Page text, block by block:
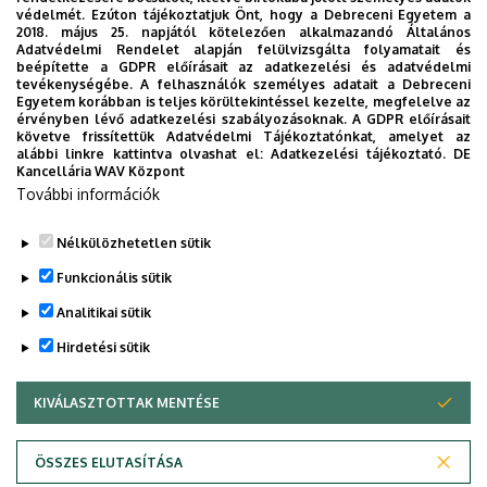
Egyetem új applikációját, melyet hallgatói számára
készített. Az alkalmazás bevezetésével célunk, hogy
segítsünk eligazodni az egyetemi mindennapokban, a
tanulmányaiddal kapcsolatban gyorsan elérhető
információkat biztosítsunk, útmutatót adjunk az egyetemi
évek során felmerülő helyzetekkel, kérdésekkel
kapcsolatban, továbbá „zsebközelbe” hozzuk az Egyetem
és Debrecen város kulturális és sport életét.
Adatvédelem
védelmét. Ezúton tájékoztatjuk Önt, hogy a Debreceni Egyetem a
2018. május 25. napjától kötelezően alkalmazandó Általános
Adatvédelmi Rendelet alapján felülvizsgálta folyamatait és
beépítette a GDPR előírásait az adatkezelési és adatvédelmi
tevékenységébe. A felhasználók személyes adatait a Debreceni
Egyetem korábban is teljes körültekintéssel kezelte, megfelelve az
érvényben lévő adatkezelési szabályozásoknak. A GDPR előírásait
követve frissítettük Adatvédelmi Tájékoztatónkat, amelyet az
alábbi linkre kattintva olvashat el:Adatkezelési tájékoztató. DE
Kancellária WAV Központ
További információk
Nélkülözhetetlen sütik
Funkcionális sütik
Analitikai sütik
Hirdetési sütik
KIVÁLASZTOTTAK MENTÉSE
ÖSSZES ELUTASÍTÁSA
WITHDRAW CONSENT